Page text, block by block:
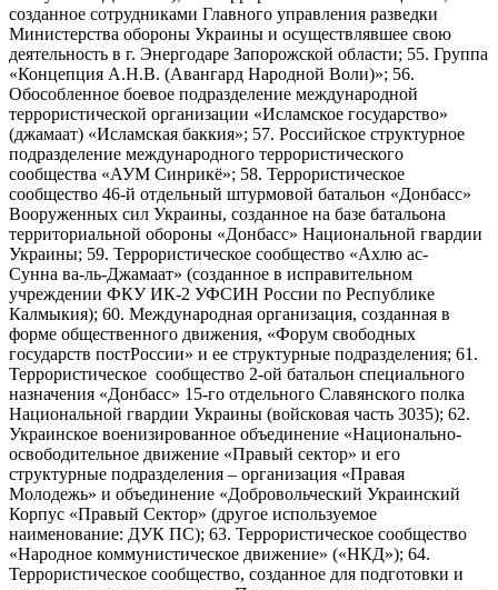
созданное сотрудниками Главного управления разведки
Министерства обороны Украины и осуществлявшее свою
деятельность в г. Энергодаре Запорожской области; 55. Группа
«Концепция А.Н.В. (Авангард Народной Воли)»; 56.
Обособленное боевое подразделение международной
террористической организации «Исламское государство»
(джамаат) «Исламская баккия»; 57. Российское структурное
подразделение международного террористического
сообщества «АУМ Синрикё»; 58. Террористическое
сообщество 46-й отдельный штурмовой батальон «Донбасс»
Вооруженных сил Украины, созданное на базе батальона
территориальной обороны «Донбасс» Национальной гвардии
Украины; 59. Террористическое сообщество «Ахлю ас-
Сунна ва-ль-Джамаат» (созданное в исправительном
учреждении ФКУ ИК-2 УФСИН России по Республике
Калмыкия); 60. Международная организация, созданная в
форме общественного движения, «Форум свободных
государств постРоссии» и ее структурные подразделения; 61.
Террористическое сообщество 2-ой батальон специального
назначения «Донбасс» 15-го отдельного Славянского полка
Национальной гвардии Украины (войсковая часть 3035); 62.
Украинское военизированное объединение «Национально-
освободительное движение «Правый сектор» и его
структурные подразделения – организация «Правая
Молодежь» и объединение «Добровольческий Украинский
Корпус «Правый Сектор» (другое используемое
наименование: ДУК ПС); 63. Террористическое сообщество
«Народное коммунистическое движение» («НКД»); 64.
Террористическое сообщество, созданное для подготовки и